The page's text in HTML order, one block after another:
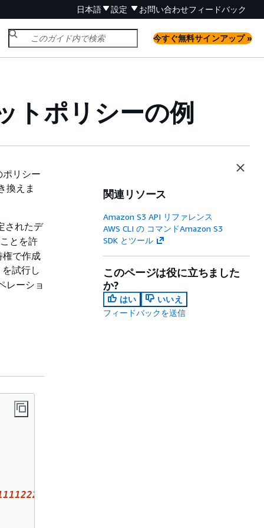
日本語 設定 お問い合わせフィードバック
今すぐ無料サインアップ »
トポリシーの例
リシー
換えま
されたデ
とを許
権で作成
を試行し
レーショ
関連リソース
Amazon S3 API リファレンス
AWS CLI の コマンドAmazon S3
SDK とツール
このページは役に立ちました
か?
はい
いいえ
フィードバックを送信